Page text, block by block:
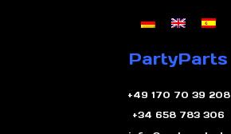
PartyParts
+49 170 70 39 208
+34 658 783 306